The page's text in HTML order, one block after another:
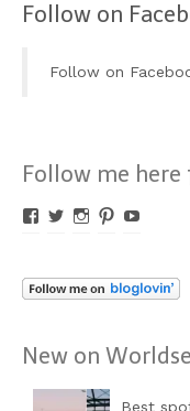
Follow on
Follow on
Follow me
Profil
Facebook
anzeigen
Profil
Twitter
anzeigen
Profil
Instagram
anzeigen
Profil
Pinterest
anzeigen
New on
Best